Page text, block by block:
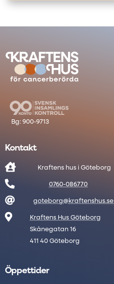
Kontakt
 Kraftens hus i Göteborg
 0760-086770
 goteborg@kraftenshus.se

Kraftens Hus Göteborg
Skånegatan 16
411 40 Göteborg
Öppettider